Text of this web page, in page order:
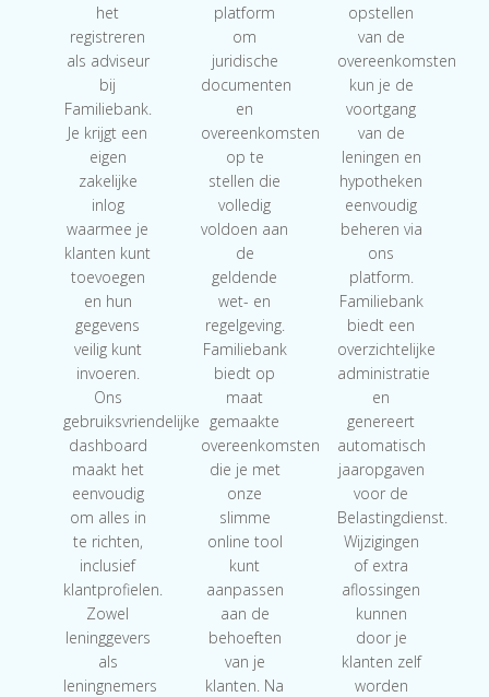
het
registreren
als adviseur
bij
Familiebank.
Je krijgt een
eigen
zakelijke
inlog
waarmee je
klanten kunt
toevoegen
en hun
gegevens
veilig kunt
invoeren.
Ons
gebruiksvriendelijke
dashboard
maakt het
eenvoudig
om alles in
te richten,
inclusief
klantprofielen.
Zowel
leninggevers
als
leningnemers
platform
om
juridische
documenten
en
overeenkomsten
op te
stellen die
volledig
voldoen aan
de
geldende
wet- en
regelgeving.
Familiebank
biedt op
maat
gemaakte
overeenkomsten
die je met
onze
slimme
online tool
kunt
aanpassen
aan de
behoeften
van je
klanten. Na
opstellen
van de
overeenkomsten
kun je de
voortgang
van de
leningen en
hypotheken
eenvoudig
beheren via
ons
platform.
Familiebank
biedt een
overzichtelijke
administratie
en
genereert
automatisch
jaaropgaven
voor de
Belastingdienst.
Wijzigingen
of extra
aflossingen
kunnen
door je
klanten zelf
worden